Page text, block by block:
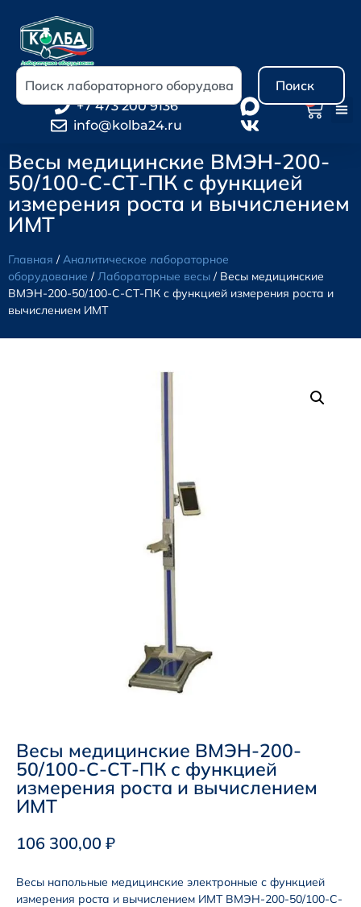
Поиск
+7 473 200 9136
info@kolba24.ru
Весы медицинские ВМЭН-200-
50/100-С-СТ-ПК с функцией
измерения роста и вычислением
ИМТ
Главная /Аналитическое лабораторное
оборудование /Лабораторные весы / Весы медицинские
ВМЭН-200-50/100-С-СТ-ПК с функцией измерения роста и
вычислением ИМТ
Весы медицинские ВМЭН-200-
50/100-С-СТ-ПК с функцией
измерения роста и вычислением
ИМТ
106 300,00 ₽
Весы напольные медицинские электронные с функцией
измерения роста и вычислением ИМТ ВМЭН-200-50/100-С-